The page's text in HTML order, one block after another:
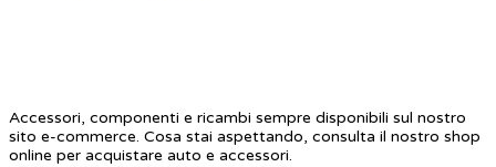
Accessori, componenti e ricambi sempre disponibili sul nostro
sito e-commerce. Cosa stai aspettando, consulta il nostro shop
online per acquistare auto e accessori.